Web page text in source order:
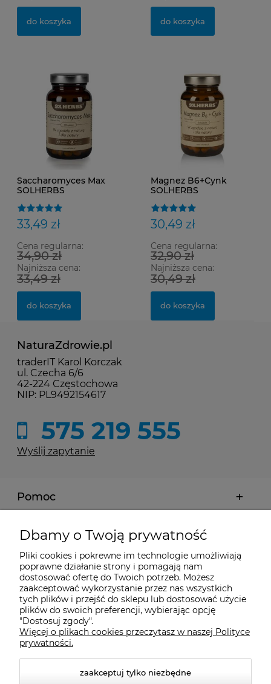
do koszyka do koszyka
Saccharomyces Max
SOLHERBS
33,49 zł
Cena regularna:
34,90 zł
Najniższa cena:
33,49 zł
do koszyka
Magnez B6+Cynk
SOLHERBS
30,49 zł
Cena regularna:
32,90 zł
Najniższa cena:
30,49 zł
do koszyka
NaturaZdrowie.pl
traderIT Karol Korczak
ul. Czecha 6/6
42-224 Częstochowa
NIP: PL9492154617
575 219 555
Wyślij zapytanie
Pomoc
Moje konto
Płatności i dostawa
Informacje
O nas
Dbamy o Twoją prywatność
Pliki cookies i pokrewne im technologie umożliwiają
poprawne działanie strony i pomagają nam
dostosować ofertę do Twoich potrzeb. Możesz
zaakceptować wykorzystanie przez nas wszystkich
tych plików i przejść do sklepu lub dostosować użycie
plików do swoich preferencji, wybierając opcję
"Dostosuj zgody".
Więcej o plikach cookies przeczytasz w naszej Polityce
prywatności.
zaakceptuj tylko niezbędne